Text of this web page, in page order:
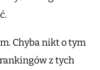
Chyba nikt o tym
z tych